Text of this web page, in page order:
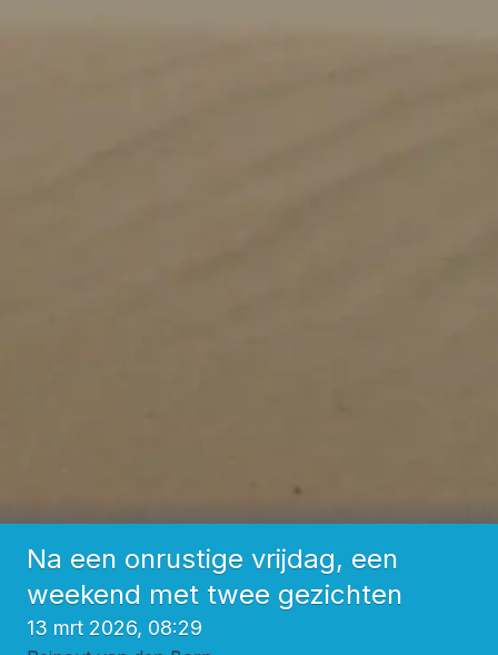
Na een onrustige vrijdag, een
weekend met twee gezichten
13 mrt 2026, 08:29